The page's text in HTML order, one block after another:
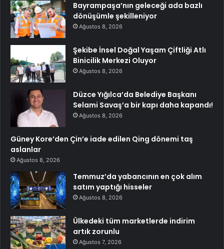
Bayrampaşa’nın geleceği ada bazlı
dönüşümle şekilleniyor
Ağustos 8, 2026
Şekibe İnsel Doğal Yaşam Çiftliği Atlı
Binicilik Merkezi Oluyor
Ağustos 8, 2026
Düzce Yığılca’da Belediye Başkanı
Selami Savaş’a bir kapı daha kapandı!
Ağustos 8, 2026
Güney Kore’den Çin’e iade edilen Qing dönemi taş
aslanlar
Ağustos 8, 2026
Temmuz’da yabancının en çok alım
satım yaptığı hisseler
Ağustos 8, 2026
Ülkedeki tüm marketlerde indirim
artık zorunlu
Ağustos 7, 2026